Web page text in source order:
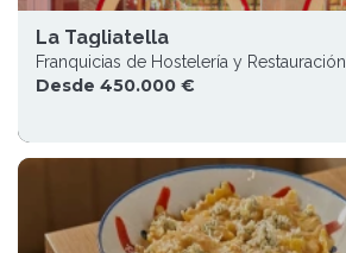
La Tagliatella
Franquicias de Hostelería y Restauración
Desde 450.000 €